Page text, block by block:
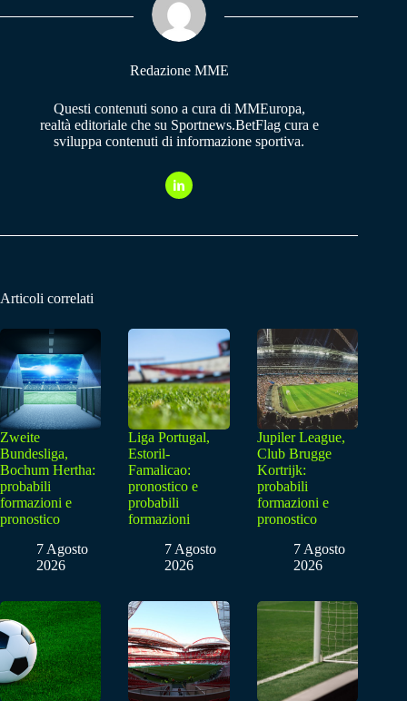
pp m
Redazione MME
Questi contenuti sono a cura di MMEuropa,
realtà editoriale che su Sportnews.BetFlag cura e
sviluppa contenuti di informazione sportiva.
Articoli correlati
Zweite
Bundesliga,
Bochum Hertha:
probabili
formazioni e
pronostico
7 Agosto
2026
Liga Portugal,
Estoril-
Famalicao:
pronostico e
probabili
formazioni
7 Agosto
2026
Jupiler League,
Club Brugge
Kortrijk:
probabili
formazioni e
pronostico
7 Agosto
2026